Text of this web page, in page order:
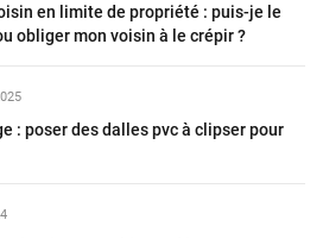
en limite de propriété : puis-je le
obliger mon voisin à le crépir ?
: poser des dalles pvc à clipser pour